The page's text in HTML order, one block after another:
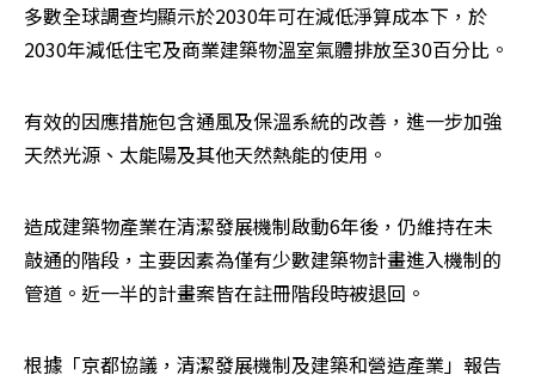
多數全球調查均顯示於2030年可在減低淨算成本下，於
2030年減低住宅及商業建築物溫室氣體排放至30百分比。
有效的因應措施包含通風及保溫系統的改善，進一步加強
天然光源、太能陽及其他天然熱能的使用。
造成建築物產業在清潔發展機制啟動6年後，仍維持在未
敲通的階段，主要因素為僅有少數建築物計畫進入機制的
管道。近一半的計畫案皆在註冊階段時被退回。
根據「京都協議，清潔發展機制及建築和營造產業」報告